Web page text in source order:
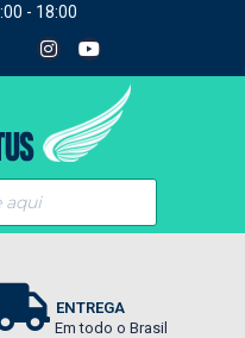
- 18:00
ENTREGA
Em todo o Brasil